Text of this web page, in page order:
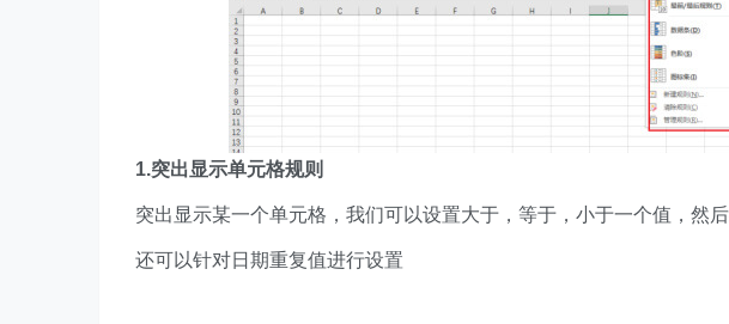
1.突出显示单元格规则
突出显示某一个单元格，我们可以设置大于，等于，小于一个值，然
还可以针对日期重复值进行设置